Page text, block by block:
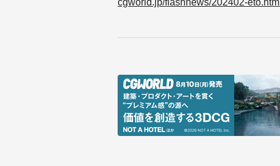
cgworld.jp/flashnews/202402-eto.html